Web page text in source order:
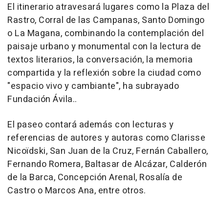
El itinerario atravesará lugares como la Plaza del
Rastro, Corral de las Campanas, Santo Domingo
o La Magana, combinando la contemplación del
paisaje urbano y monumental con la lectura de
textos literarios, la conversación, la memoria
compartida y la reflexión sobre la ciudad como
"espacio vivo y cambiante", ha subrayado
Fundación Ávila..
El paseo contará además con lecturas y
referencias de autores y autoras como Clarisse
Nicoïdski, San Juan de la Cruz, Fernán Caballero,
Fernando Romera, Baltasar de Alcázar, Calderón
de la Barca, Concepción Arenal, Rosalía de
Castro o Marcos Ana, entre otros.